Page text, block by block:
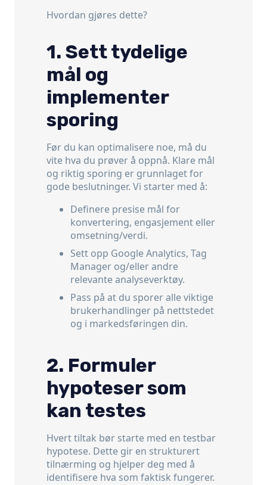
Hvordan gjøres dette?
1. Sett tydelige
mål og
implementer
sporing
Før du kan optimalisere noe, må du
vite hva du prøver å oppnå. Klare mål
og riktig sporing er grunnlaget for
gode beslutninger. Vi starter med å:
Definere presise mål for
konvertering, engasjement eller
omsetning/verdi.
Sett opp Google Analytics, Tag
Manager og/eller andre
relevante analyseverktøy.
Pass på at du sporer alle viktige
brukerhandlinger på nettstedet
og i markedsføringen din.
2. Formuler
hypoteser som
kan testes
Hvert tiltak bør starte med en testbar
hypotese. Dette gir en strukturert
tilnærming og hjelper deg med å
identifisere hva som faktisk fungerer.